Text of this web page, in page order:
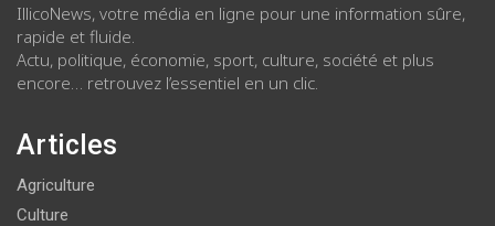
IllicoNews, votre média en ligne pour une information sûre,
rapide et fluide.
Actu, politique, économie, sport, culture, société et plus
encore… retrouvez l’essentiel en un clic.
Articles
Agriculture
Culture